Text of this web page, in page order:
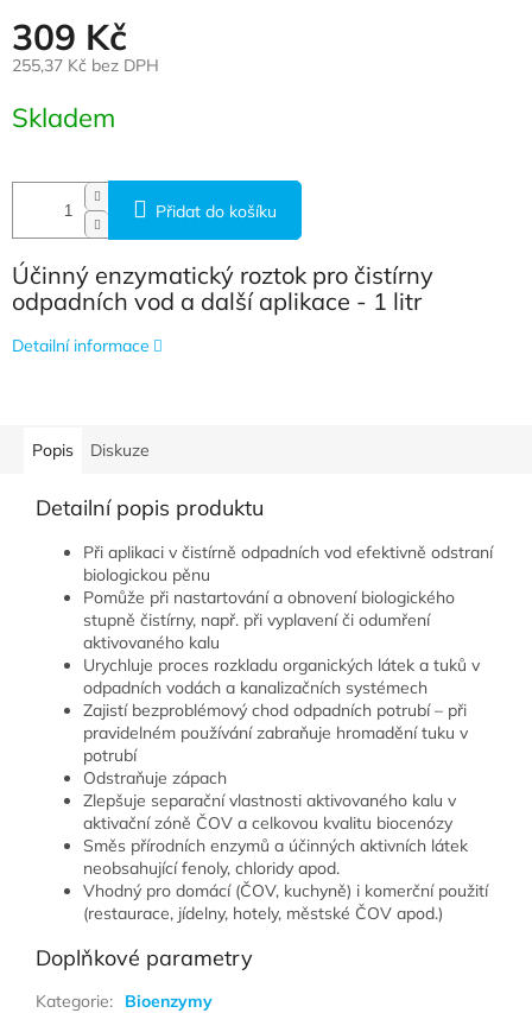
309 Kč
255,37 Kč bez DPH
Skladem
Přidat do košíku
Účinný enzymatický roztok pro čistírny
odpadních vod a další aplikace - 1 litr
Detailní informace
Popis Diskuze
Detailní popis produktu
Při aplikaci v čistírně odpadních vod efektivně odstraní
biologickou pěnu
Pomůže při nastartování a obnovení biologického
stupně čistírny, např. při vyplavení či odumření
aktivovaného kalu
Urychluje proces rozkladu organických látek a tuků v
odpadních vodách a kanalizačních systémech
Zajistí bezproblémový chod odpadních potrubí – při
pravidelném používání zabraňuje hromadění tuku v
potrubí
Odstraňuje zápach
Zlepšuje separační vlastnosti aktivovaného kalu v
aktivační zóně ČOV a celkovou kvalitu biocenózy
Směs přírodních enzymů a účinných aktivních látek
neobsahující fenoly, chloridy apod.
Vhodný pro domácí (ČOV, kuchyně) i komerční použití
(restaurace, jídelny, hotely, městské ČOV apod.)
Doplňkové parametry
Kategorie:
Bioenzymy